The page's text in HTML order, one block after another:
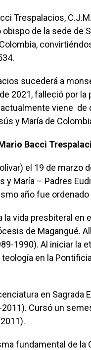
Trespalacios,
de la sede de
sucederá a
2021, falleció por
viene
y María de
Bacci
el 19 de marzo
y María – Padres
año fue
la vida presbiteral en
de Magangué.
1990). Al iniciar la
en la
en
Cursó un
fundamental de la